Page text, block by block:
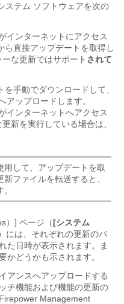
ステム ソフトウェアを次の
インターネットにアクセス
ら直接アップデートを取得し
な更新ではサポート されて
手動でダウンロードして、
アップロードします。
インターネットへアクセス
新を実行している場合は、
用して、アップデートを取
ファイルを転送すると、
）] ページ（[システム
には、それぞれの更新のバ
た日時が表示されます。ま
かどうかも示されます。
アンスへアップロードする
チ機能および機能の更新の
Firepower Management